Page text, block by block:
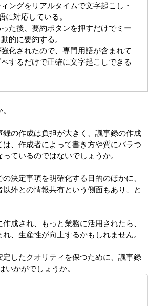
ングをリアルタイムで文字起こし・
対応している。
た後、要約ボタンを押すだけでミー
的に要約する。
化されたので、専門用語が含まれて
するだけで正確に文字起こしできる
の作成は負担が大きく、議事録の作成
、作成者によって書き方や質にバラつ
ているのではないでしょうか。
決定事項を明確化する目的のほかに、
外との情報共有という側面もあり、と
成され、もっと業務に活用されたら、
、生産性が向上するかもしれません。
したクオリティを保つために、議事録
かがでしょうか。